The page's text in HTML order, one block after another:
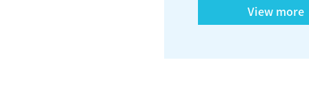
View